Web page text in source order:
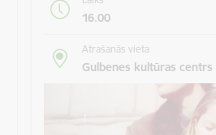
16.00
Atrašanās vieta
Gulbenes kultūras centrs